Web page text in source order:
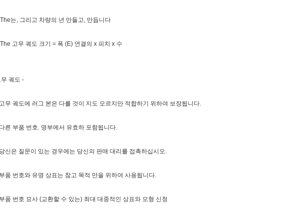
는, 그리고 차량의 년 만들고, 만듭니다
고무 궤도 크기 = 폭 (E) 연결의 x 피치 x 수
무 궤도 -
무 궤도에 러그 본은 다를 것이 지도 모르지만 적합하기 위하여 보장됩니다.
른 부품 번호. 명부에서 유효하 포함됩니다.
신은 질문이 있는 경우에는 당신의 판매 대리를 접촉하십시오.
품 번호와 유명 상표는 참고 목적 만을 위하여 사용됩니다.
품 번호 묘사 (교환할 수 있는) 최대 대중적인 상표와 모형 신청